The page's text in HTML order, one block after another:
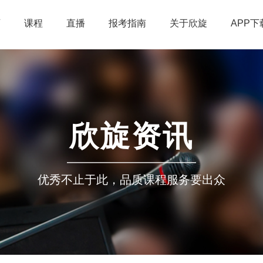
课程 直播 报考指南 关于欣旋 APP下
欣旋资讯
优秀不止于此，品质课程服务要出众